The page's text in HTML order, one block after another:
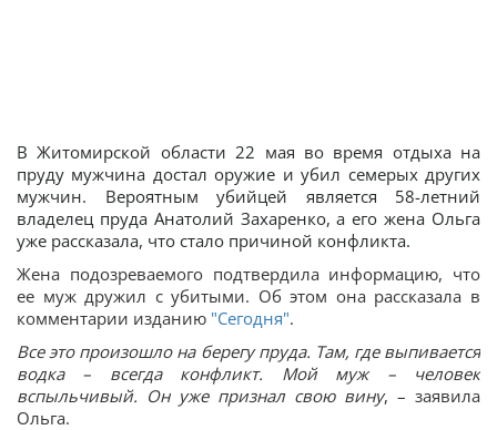
В Житомирской области 22 мая во время отдыха на
пруду мужчина достал оружие и убил семерых других
мужчин. Вероятным убийцей является 58-летний
владелец пруда Анатолий Захаренко, а его жена Ольга
уже рассказала, что стало причиной конфликта.
Жена подозреваемого подтвердила информацию, что
ее муж дружил с убитыми. Об этом она рассказала в
комментарии изданию "Сегодня".
Все это произошло на берегу пруда. Там, где выпивается
водка – всегда конфликт. Мой муж – человек
вспыльчивый. Он уже признал свою вину, – заявила
Ольга.